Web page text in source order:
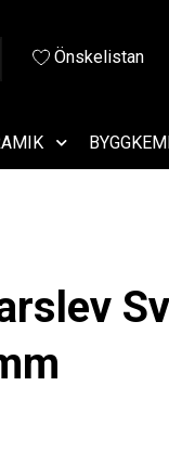
Önskelistan